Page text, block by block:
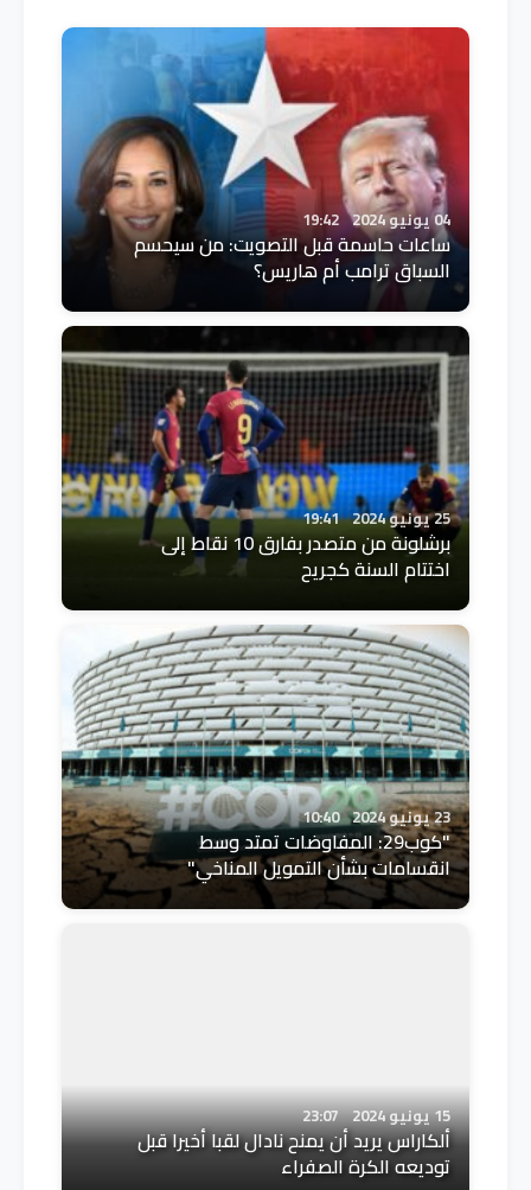
04 يونيو 2024 19:42
ساعات حاسمة قبل التصويت: من سيحسم
السباق ترامب أم هاريس؟
25 يونيو 2024 19:41
برشلونة من متصدر بفارق 10 نقاط إلى
اختتام السنة كجريح
23 يونيو 2024 10:40
"كوب29: المفاوضات تمتد وسط
انقسامات بشأن التمويل المناخي"
15 يونيو 2024 23:07
ألكاراس يريد أن يمنح نادال لقبا أخيرا قبل
توديعه الكرة الصفراء